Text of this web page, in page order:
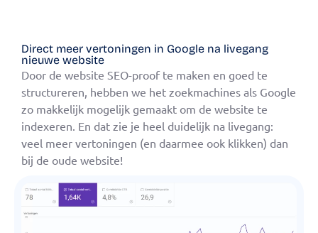
Direct meer vertoningen in Google na livegang
nieuwe website
Door de website SEO-proof te maken en goed te
structureren, hebben we het zoekmachines als Google
zo makkelijk mogelijk gemaakt om de website te
indexeren. En dat zie je heel duidelijk na livegang:
veel meer vertoningen (en daarmee ook klikken) dan
bij de oude website!